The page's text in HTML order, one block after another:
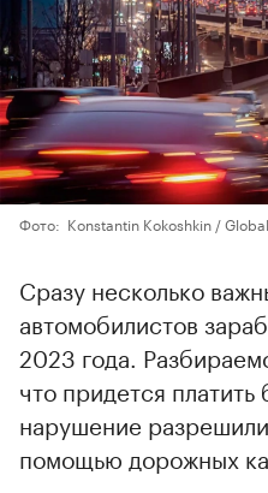
Фото: Konstantin Kokoshkin /
Сразу несколько
автомобилистов
2023 года.
что придется
нарушение
помощью дорожных